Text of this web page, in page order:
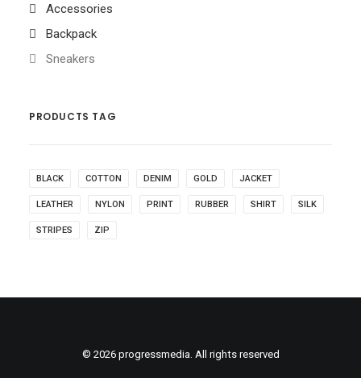
Accessories
Backpack
Sneakers
PRODUCTS TAG
BLACK COTTON DENIM GOLD JACKET
LEATHER NYLON PRINT RUBBER SHIRT SILK
STRIPES ZIP
© 2026 progressmedia. All rights reserved